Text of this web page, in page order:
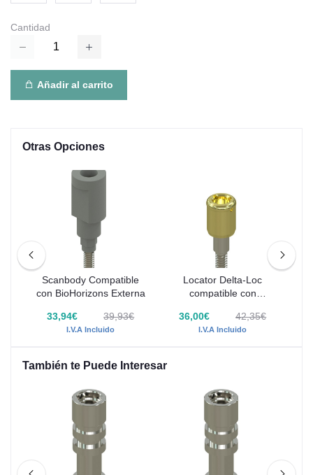
Cantidad
Añadir al carrito
Otras Opciones
Scanbody Compatible
con BioHorizons Externa
33,94€ 39,93€
I.V.A Incluido
Locator Delta-Loc
compatible con
36,00€
42,35€
I.V.A Incluido
También te Puede Interesar